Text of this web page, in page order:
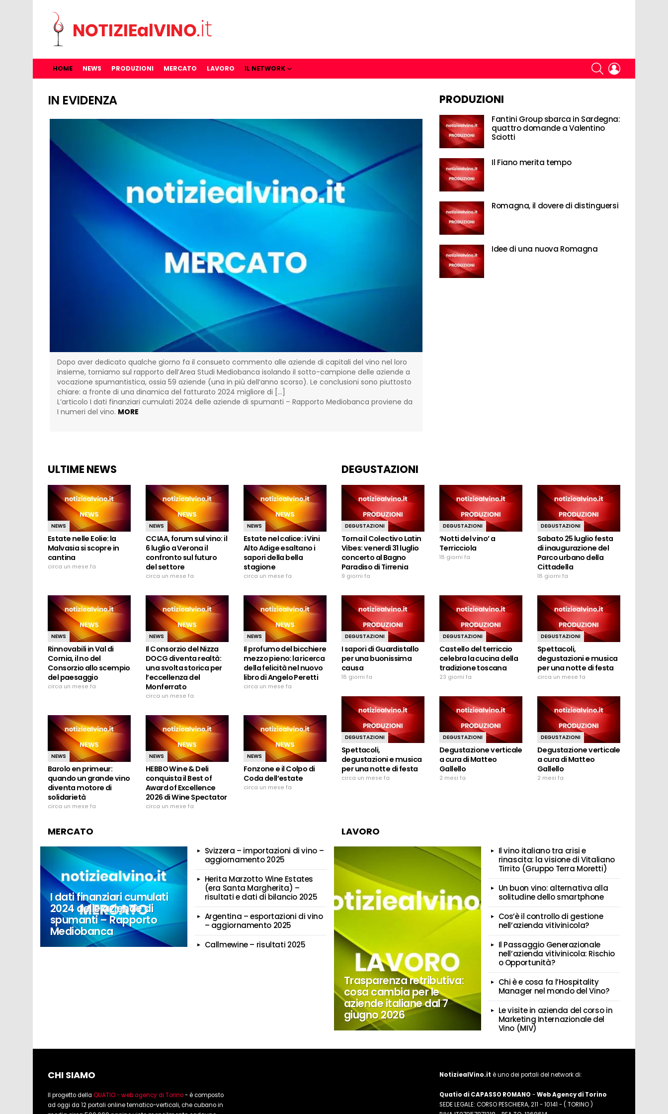
HOME NEWS PRODUZIONI MERCATO LAVORO IL NETWORK
SEARCH
IN EVIDENZA
Dopo aver dedicato qualche giorno fa il consueto commento alle aziende di capitali del vino nel loro
insieme, torniamo sul rapporto dell’Area Studi Mediobanca isolando il sotto-campione delle aziende a
vocazione spumantistica, ossia 59 aziende (una in più dell’anno scorso). Le conclusioni sono piuttosto
chiare: a fronte di una dinamica del fatturato 2024 migliore di […]
L’articolo I dati finanziari cumulati 2024 delle aziende di spumanti – Rapporto Mediobanca proviene da
I numeri del vino.MORE
PRODUZIONI
Fantini Group sbarca in Sardegna:
quattro domande a Valentino
Sciotti
Il Fiano merita tempo
Romagna, il dovere di distinguersi
Idee di una nuova Romagna
ULTIME NEWS
NEWS
Estate nelle Eolie: la
Malvasia si scopre in
cantina
circa un mese fa
NEWS
CCIAA, forum sul vino: il
6 luglio a Verona il
confronto sul futuro
del settore
circa un mese fa
NEWS
Estate nel calice: i Vini
Alto Adige esaltano i
sapori della bella
stagione
circa un mese fa
NEWS
Rinnovabili in Val di
Cornia, il no del
Consorzio allo scempio
del paesaggio
circa un mese fa
NEWS
Il Consorzio del Nizza
DOCG diventa realtà:
una svolta storica per
l’eccellenza del
Monferrato
circa un mese fa
NEWS
Il profumo del bicchiere
mezzo pieno: la ricerca
della felicità nel nuovo
libro di Angelo Peretti
circa un mese fa
NEWS
Barolo en primeur:
quando un grande vino
diventa motore di
solidarietà
circa un mese fa
NEWS
HEBBO Wine & Deli
conquista il Best of
Award of Excellence
2026 di Wine Spectator
circa un mese fa
NEWS
Fonzone e il Colpo di
Coda dell’estate
circa un mese fa
DEGUSTAZIONI
DEGUSTAZIONI
Torna il Colectivo Latin
Vibes: venerdì 31 luglio
concerto al Bagno
Paradiso di Tirrenia
9 giorni fa
DEGUSTAZIONI
‘Notti del vino’ a
Terricciola
18 giorni fa
DEGUSTAZIONI
Sabato 25 luglio festa
di inaugurazione del
Parco urbano della
Cittadella
18 giorni fa
DEGUSTAZIONI
I sapori di Guardistallo
per una buonissima
causa
18 giorni fa
DEGUSTAZIONI
Castello del terriccio
celebra la cucina della
tradizione toscana
23 giorni fa
DEGUSTAZIONI
Spettacoli,
degustazioni e musica
per una notte di festa
circa un mese fa
DEGUSTAZIONI
Spettacoli,
degustazioni e musica
per una notte di festa
circa un mese fa
DEGUSTAZIONI
Degustazione verticale
a cura di Matteo
Gallello
2 mesi fa
DEGUSTAZIONI
Degustazione verticale
a cura di Matteo
Gallello
2 mesi fa
MERCATO
I dati finanziari cumulati
2024 delle aziende di
spumanti – Rapporto
Mediobanca
Svizzera – importazioni di vino –
aggiornamento 2025
Herita Marzotto Wine Estates
(era Santa Margherita) –
risultati e dati di bilancio 2025
Argentina – esportazioni di vino
– aggiornamento 2025
Callmewine – risultati 2025
LAVORO
Trasparenza retributiva:
cosa cambia per le
aziende italiane dal 7
giugno 2026
Il vino italiano tra crisi e
rinascita: la visione di Vitaliano
Tirrito (Gruppo Terra Moretti)
Un buon vino: alternativa alla
solitudine dello smartphone
Cos’è il controllo di gestione
nell’azienda vitivinicola?
Il Passaggio Generazionale
nell’azienda vitivinicola: Rischio
o Opportunità?
Chi è e cosa fa l’Hospitality
Manager nel mondo del Vino?
Le visite in azienda del corso in
Marketing Internazionale del
Vino (MIV)
CHI SIAMO
Il progetto della QUATIO - web agency di Torino- è composto
ad oggi da 12 portali online tematico-verticali, che cubano in
NotiziealVino.it è uno dei portali del network di:
Quatio di CAPASSO ROMANO -Web Agency di Torino
SEDE LEGALE: CORSO PESCHIERA, 211 - 10141 - ( TORINO )